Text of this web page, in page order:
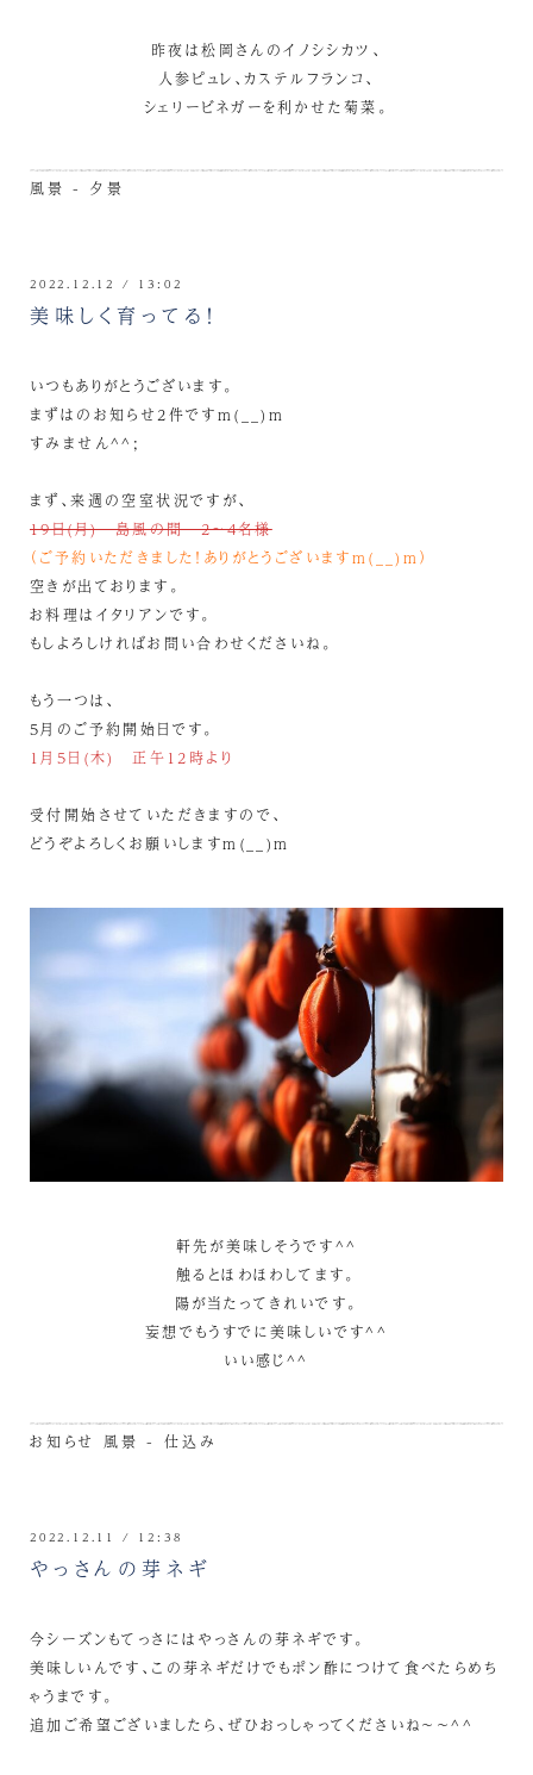
昨夜は松岡さんのイノシシカツ、
人参ピュレ、カステルフランコ、
シェリービネガーを利かせた菊菜。
風景 - 夕景
2022.12.12 / 13:02
美味しく育ってる！
いつもありがとうございます。
まずはのお知らせ2件ですm(__)m
すみません^^;
まず、来週の空室状況ですが、
19日(月) 島風の間 2～4名様
（ご予約いただきました！ありがとうございますm(__)m）
空きが出ております。
お料理はイタリアンです。
もしよろしければお問い合わせくださいね。
もう一つは、
5月のご予約開始日です。
1月5日(木) 正午12時より
受付開始させていただきますので、
どうぞよろしくお願いしますm(__)m
軒先が美味しそうです^^
触るとほわほわしてます。
陽が当たってきれいです。
妄想でもうすでに美味しいです^^
いい感じ^^
お知らせ 風景 - 仕込み
2022.12.11 / 12:38
やっさんの芽ネギ
今シーズンもてっさにはやっさんの芽ネギです。
美味しいんです、この芽ネギだけでもポン酢につけて食べたらめち
ゃうまです。
追加ご希望ございましたら、ぜひおっしゃってくださいね～～^^